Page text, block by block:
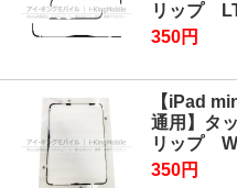
リップ
350円
【iPad
通用】タ
リップ
350円